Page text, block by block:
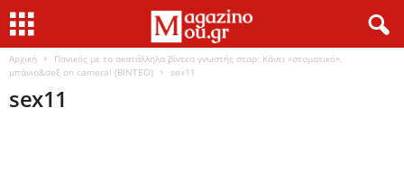
Αρχική
Πανικός με τα ακατάλληλα βίντεο γνωστής σταρ: Κάνει «στοματικό»,
μπάνιο&σeξ on camera! (BINTEO)
sex11
sex11